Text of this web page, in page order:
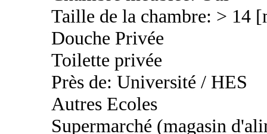
Taille de la chambre: > 14
Douche Privée
Toilette privée
Près de: Université / HES
Autres Ecoles
Supermarché (magasin